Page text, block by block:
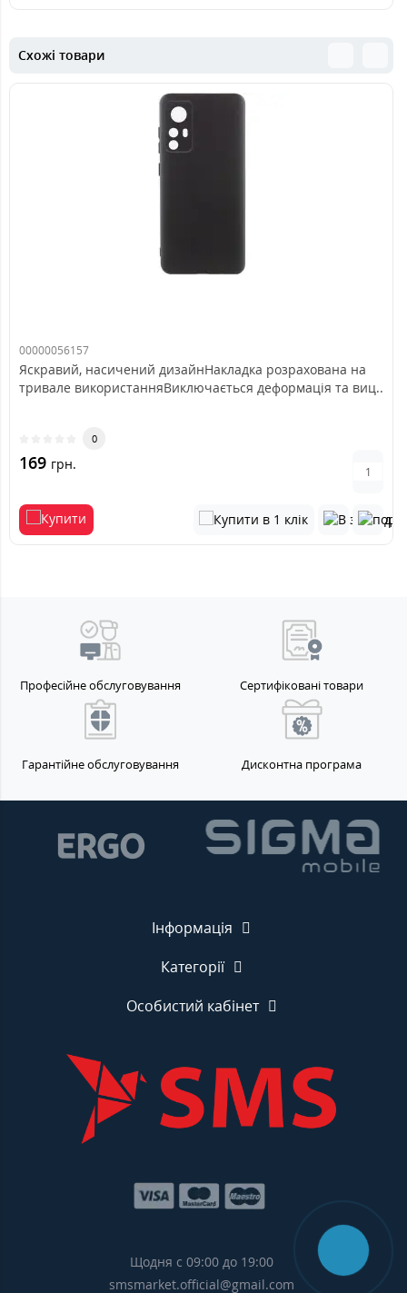
Схожі товари
00000056157
Яскравий, насичений дизайнНакладка розрахована на
тривале використанняВиключається деформація та виц..
0
169 грн.
Професійне обслуговування Сертифіковані товари
Гарантійне обслуговування Дисконтна програма
Інформація
Категорії
Особистий кабінет
Щодня с 09:00 до 19:00
smsmarket.official@gmail.com